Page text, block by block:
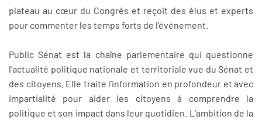
plateau au cœur du Congrès et reçoit des élus et experts
pour commenter les temps forts de l’événement.
Public Sénat est la chaîne parlementaire qui questionne
l’actualité politique nationale et territoriale vue du Sénat et
des citoyens. Elle traite l’information en profondeur et avec
impartialité pour aider les citoyens à comprendre la
politique et son impact dans leur quotidien. L’ambition de la